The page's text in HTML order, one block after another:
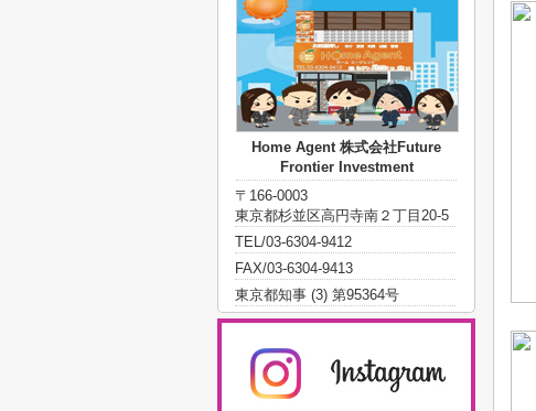
Home Agent 株式会社Future
Frontier Investment
〒166-0003
東京都杉並区高円寺南２丁目20-5
TEL/03-6304-9412
FAX/03-6304-9413
東京都知事 (3) 第95364号